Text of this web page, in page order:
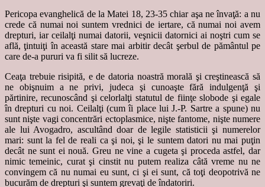
Pericopa evanghelică de la Matei 18, 23-35 chiar aşa ne învaţă: a nu
crede că numai noi suntem vrednici de iertare, că numai noi avem
drepturi, iar ceilalţi numai datorii, veşnicii datornici ai noştri cum se
află, ţintuiţi în această stare mai arbitir decât şerbul de pământul pe
care de-a pururi va fi silit să lucreze.
Ceaţa trebuie risipită, e de datoria noastră morală şi creştinească să
ne obişnuim a ne privi, judeca şi cunoaşte fără indulgenţă şi
părtinire, recunoscând şi celorlalţi statutul de fiinţe slobode şi egale
în drepturi cu noi. Ceilalţi (cum îi place lui J.-P. Sartre a spune) nu
sunt nişte vagi concentrări ectoplasmice, nişte fantome, nişte numere
ale lui Avogadro, ascultând doar de legile statisticii şi numerelor
mari: sunt la fel de reali ca şi noi, şi le suntem datori nu mai puţin
decât ne sunt ei nouă. Greu ne vine a cugeta şi proceda astfel, dar
nimic temeinic, curat şi cinstit nu putem realiza câtă vreme nu ne
convingem că nu numai eu sunt, ci şi ei sunt, că toţi deopotrivă ne
bucurăm de drepturi şi suntem grevaţi de îndatoriri.